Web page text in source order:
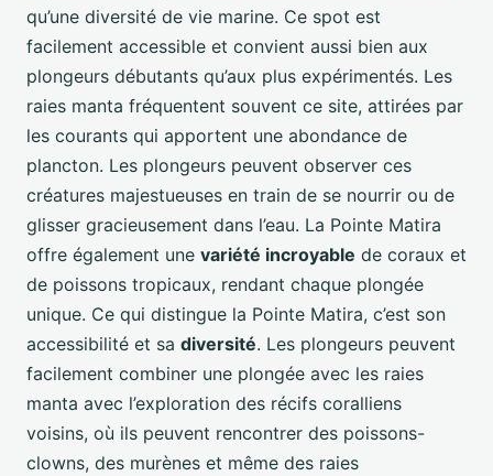
qu’une diversité de vie marine. Ce spot est
facilement accessible et convient aussi bien aux
plongeurs débutants qu’aux plus expérimentés. Les
raies manta fréquentent souvent ce site, attirées par
les courants qui apportent une abondance de
plancton. Les plongeurs peuvent observer ces
créatures majestueuses en train de se nourrir ou de
glisser gracieusement dans l’eau. La Pointe Matira
offre également une variété incroyable de coraux et
de poissons tropicaux, rendant chaque plongée
unique. Ce qui distingue la Pointe Matira, c’est son
accessibilité et sa diversité. Les plongeurs peuvent
facilement combiner une plongée avec les raies
manta avec l’exploration des récifs coralliens
voisins, où ils peuvent rencontrer des poissons-
clowns, des murènes et même des raies